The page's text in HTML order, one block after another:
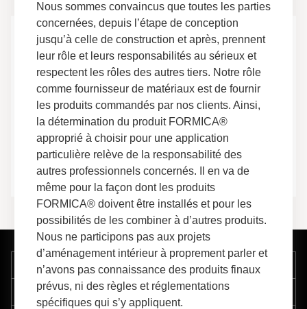
Formica® Thermally Fused Melamine Paper
Safety Data Sheet
Fiches de données
Fiche signalétique
Formica® Treated Melamine Decorative Paper
Program Technical Brief
Spécifications techniques
Informations techniques
Entreprise
Soutien
Nous sommes convaincus que toutes les parties
concernées, depuis l’étape de conception
jusqu’à celle de construction et après, prennent
leur rôle et leurs responsabilités au sérieux et
respectent les rôles des autres tiers. Notre rôle
comme fournisseur de matériaux est de fournir
les produits commandés par nos clients. Ainsi,
la détermination du produit FORMICA®
approprié à choisir pour une application
particulière relève de la responsabilité des
autres professionnels concernés. Il en va de
même pour la façon dont les produits
FORMICA® doivent être installés et pour les
possibilités de les combiner à d’autres produits.
Nous ne participons pas aux projets
d’aménagement intérieur à proprement parler et
n’avons pas connaissance des produits finaux
prévus, ni des règles et réglementations
spécifiques qui s’y appliquent.